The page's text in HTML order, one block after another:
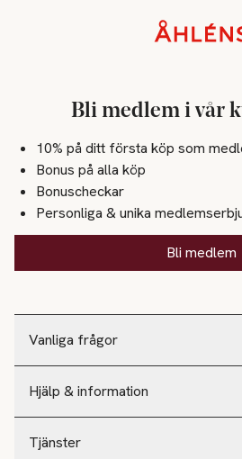
Vanliga frågor
Hjälp & information
Tjänster
Bli medlem i vår
10% på ditt första köp som
Bonus på alla köp
Bonuscheckar
Personliga & unika
Bli medlem